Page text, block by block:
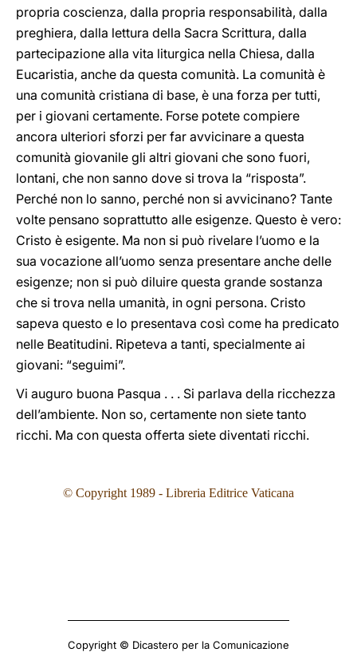
propria coscienza, dalla propria responsabilità, dalla
preghiera, dalla lettura della Sacra Scrittura, dalla
partecipazione alla vita liturgica nella Chiesa, dalla
Eucaristia, anche da questa comunità. La comunità è
una comunità cristiana di base, è una forza per tutti,
per i giovani certamente. Forse potete compiere
ancora ulteriori sforzi per far avvicinare a questa
comunità giovanile gli altri giovani che sono fuori,
lontani, che non sanno dove si trova la “risposta”.
Perché non lo sanno, perché non si avvicinano? Tante
volte pensano soprattutto alle esigenze. Questo è vero:
Cristo è esigente. Ma non si può rivelare l’uomo e la
sua vocazione all’uomo senza presentare anche delle
esigenze; non si può diluire questa grande sostanza
che si trova nella umanità, in ogni persona. Cristo
sapeva questo e lo presentava così come ha predicato
nelle Beatitudini. Ripeteva a tanti, specialmente ai
giovani: “seguimi”.
Vi auguro buona Pasqua . . . Si parlava della ricchezza
dell’ambiente. Non so, certamente non siete tanto
ricchi. Ma con questa offerta siete diventati ricchi.
© Copyright 1989 - Libreria Editrice Vaticana
Copyright © Dicastero per la Comunicazione